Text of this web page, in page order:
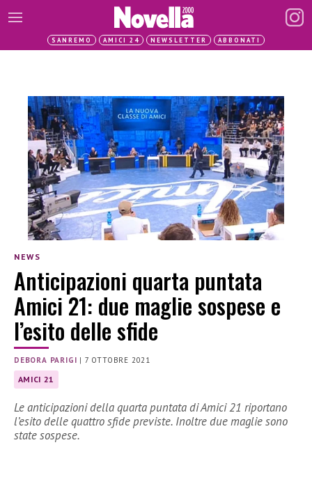
SANREMO AMICI 24 NEWSLETTER ABBONATI
NEWS
Anticipazioni quarta puntata
Amici 21: due maglie sospese e
l’esito delle sfide
DEBORA PARIGI | 7 OTTOBRE 2021
AMICI 21
Le anticipazioni della quarta puntata di Amici 21 riportano
l’esito delle quattro sfide previste. Inoltre due maglie sono
state sospese.